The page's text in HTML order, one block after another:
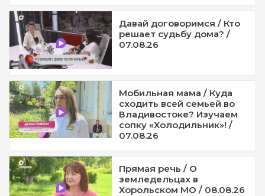
Давай договоримся / Кто
решает судьбу дома? /
07.08.26
Мобильная мама / Куда
сходить всей семьей во
Владивостоке? Изучаем
сопку «Холодильник»! /
07.08.26
Прямая речь / О
земледельцах в
Хорольском МО / 08.08.26